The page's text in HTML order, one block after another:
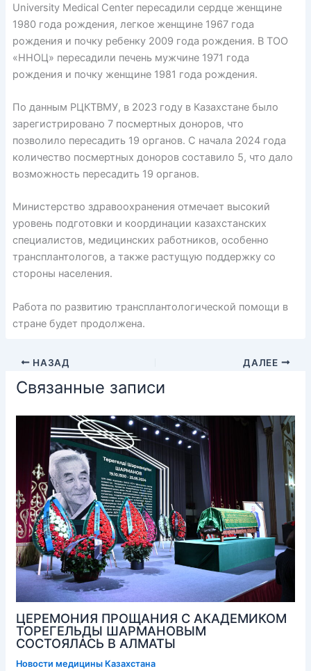
University Medical Center пересадили сердце женщине
1980 года рождения, легкое женщине 1967 года
рождения и почку ребенку 2009 года рождения. В ТОО
«ННОЦ» пересадили печень мужчине 1971 года
рождения и почку женщине 1981 года рождения.
По данным РЦКТВМУ, в 2023 году в Казахстане было
зарегистрировано 7 посмертных доноров, что
позволило пересадить 19 органов. С начала 2024 года
количество посмертных доноров составило 5, что дало
возможность пересадить 19 органов.
Министерство здравоохранения отмечает высокий
уровень подготовки и координации казахстанских
специалистов, медицинских работников, особенно
трансплантологов, а также растущую поддержку со
стороны населения.
Работа по развитию трансплантологической помощи в
стране будет продолжена.
НАЗАД ДАЛЕЕ
Связанные записи
ЦЕРЕМОНИЯ ПРОЩАНИЯ С АКАДЕМИКОМ
ТОРЕГЕЛЬДЫ ШАРМАНОВЫМ
СОСТОЯЛАСЬ В АЛМАТЫ
Новости медицины Казахстана